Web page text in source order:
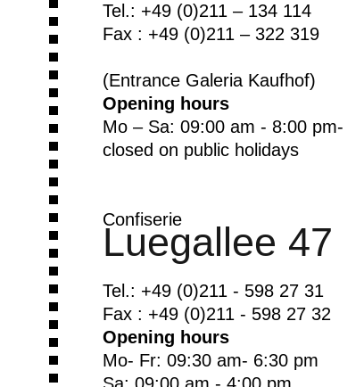
Tel.: +49 (0)211 – 134 114
Fax : +49 (0)211 – 322 319
(Entrance Galeria Kaufhof)
Opening hours
Mo – Sa: 09:00 am - 8:00 pm-
closed on public holidays
Confiserie
Luegallee 47
Tel.: +49 (0)211 - 598 27 31
Fax : +49 (0)211 - 598 27 32
Opening hours
Mo- Fr: 09:30 am- 6:30 pm